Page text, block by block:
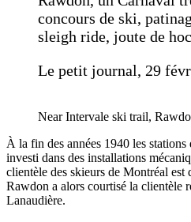
concours de ski,
sleigh ride, joute de
Le petit journal, 29
Near Intervale ski trail,
À la fin des années 1940 les
investi dans des installations
clientèle des skieurs de Montréal est
Rawdon a alors courtisé la clientèle
Lanaudière.